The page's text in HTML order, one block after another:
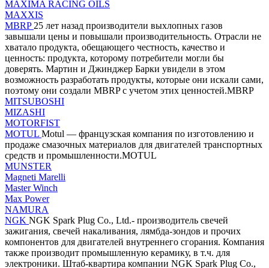
MAXIMA RACING OILS
MAXXIS
MBRP 25 лет назад производители выхлопных газов
завышали цены и повышали производительность. Отрасли не
хватало продукта, обещающего честность, качество и
ценность: продукта, которому потребители могли бы
доверять. Мартин и Джинджер Барки увидели в этом
возможность разработать продукты, которые они искали сами,
поэтому они создали MBRP с учетом этих ценностей.MBRP
MITSUBOSHI
MIZASHI
MOTORFIST
MOTUL Motul — французская компания по изготовлению и
продаже смазочных материалов для двигателей транспортных
средств и промышленности.MOTUL
MUNSTER
Magneti Marelli
Master Winch
Max Power
NAMURA
NGK NGK Spark Plug Co., Ltd.- производитель свечей
зажигания, свечей накаливания, лямбда-зондов и прочих
компонентов для двигателей внутреннего сгорания. Компания
также производит промышленную керамику, в т.ч. для
электроники. Штаб-квартира компании NGK Spark Plug Co.,